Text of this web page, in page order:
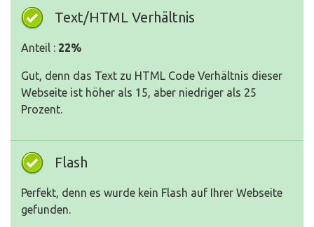
Text/HTML Verhältnis
Anteil : 22%
Gut, denn das Text zu HTML Code Verhältnis dieser
Webseite ist höher als 15, aber niedriger als 25
Prozent.
Flash
Perfekt, denn es wurde kein Flash auf Ihrer Webseite
gefunden.